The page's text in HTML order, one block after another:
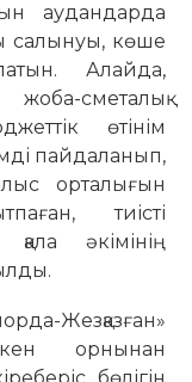
аудандарда
салынуы, көше
Алайда,
сметалық
өтінім
пайдаланып,
орталығын
тиісті
әкімінің
Жезқазған»
орнынан